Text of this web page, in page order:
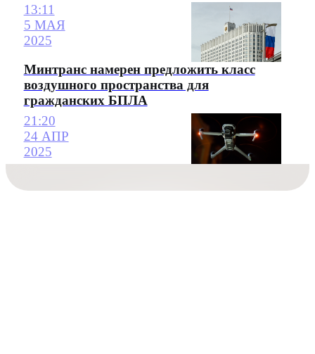
13:11
5 МАЯ
2025
Минтранс намерен предложить класс
воздушного пространства для
гражданских БПЛА
21:20
24 АПР
2025